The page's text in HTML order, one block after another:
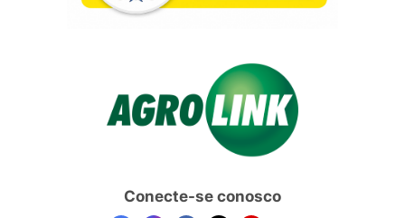
Conecte-se conosco